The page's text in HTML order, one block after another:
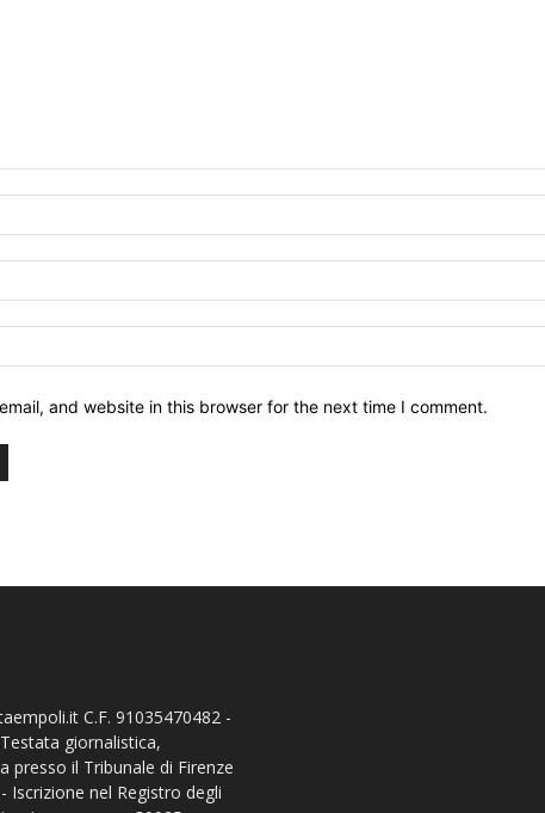
and website in this browser for the next time I comment.
C.F. 91035470482 -
giornalistica,
presso il Tribunale di Firenze
Iscrizione nel Registro degli